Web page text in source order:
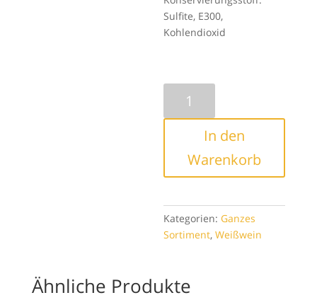
Sulfite, E300,
Kohlendioxid
Silvaner
Menge
In den
Warenkorb
Kategorien:Ganzes
Sortiment,Weißwein
Ähnliche Produkte